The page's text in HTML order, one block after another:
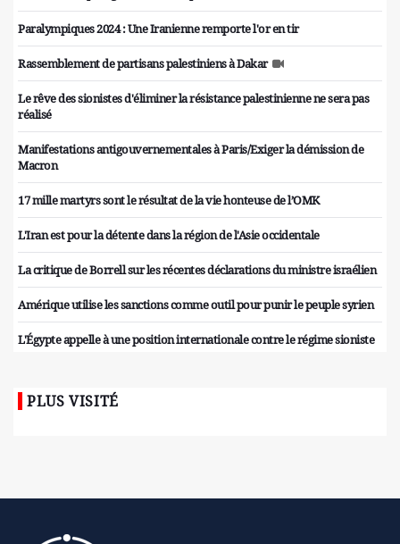
Paralympiques 2024 : Une Iranienne remporte l'or en tir
Rassemblement de partisans palestiniens à Dakar
Le rêve des sionistes d'éliminer la résistance palestinienne ne sera pas
réalisé
Manifestations antigouvernementales à Paris/Exiger la démission de
Macron
17 mille martyrs sont le résultat de la vie honteuse de l’OMK
L'Iran est pour la détente dans la région de l'Asie occidentale
La critique de Borrell sur les récentes déclarations du ministre israélien
Amérique utilise les sanctions comme outil pour punir le peuple syrien
L'Égypte appelle à une position internationale contre le régime sioniste
PLUS VISITÉ